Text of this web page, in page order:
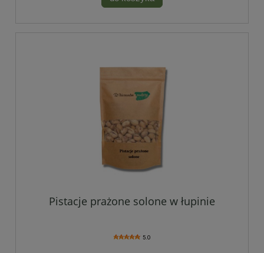
Pistacje prażone solone w łupinie
5.0